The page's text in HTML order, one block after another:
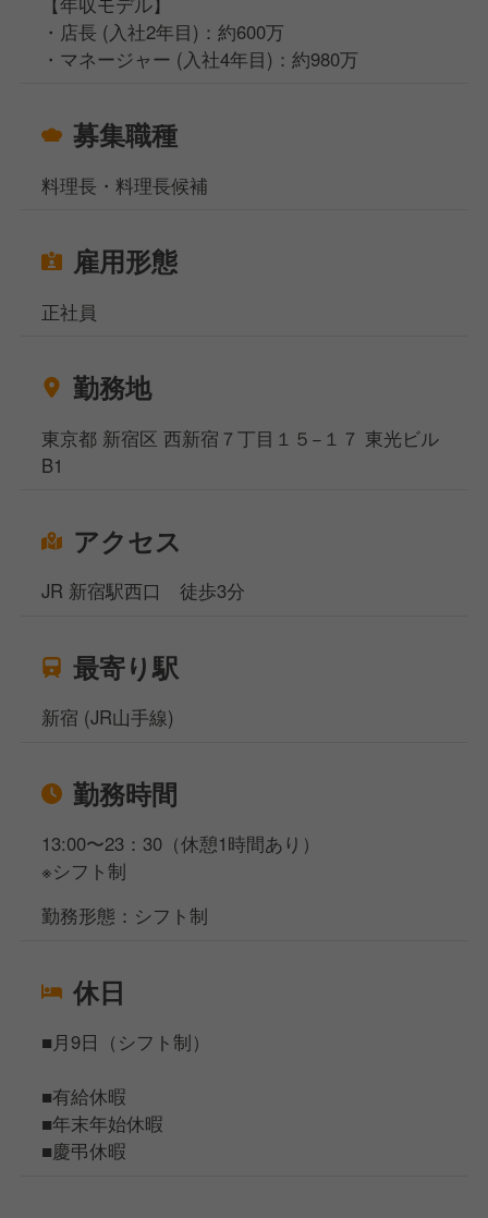
・店長 (入社2年目)：約600万
・マネージャー (入社4年目)：約980万
募集職種
料理長・料理長候補
雇用形態
正社員
勤務地
東京都 新宿区 西新宿７丁目１５−１７ 東光ビル
B1
アクセス
JR 新宿駅西口 徒歩3分
最寄り駅
新宿 (JR山手線)
勤務時間
13:00〜23：30（休憩1時間あり）
※シフト制
勤務形態：シフト制
休日
■月9日（シフト制）
■有給休暇
■年末年始休暇
■慶弔休暇